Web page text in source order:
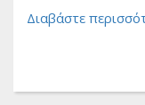
Διαβάστε